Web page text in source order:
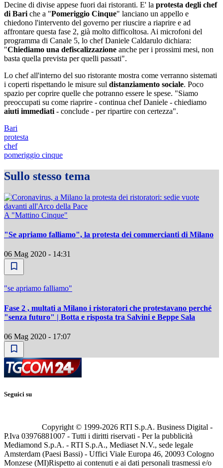
Decine di divise appese fuori dai ristoranti. E' la protesta degli chef
di Bari che a "Pomeriggio Cinque" lanciano un appello e
chiedono l'intervento del governo per riuscire a riaprire e ad
affrontare questa fase 2, già molto difficoltosa. Ai microfoni del
programma di Canale 5, lo chef Daniele Caldarulo dichiara:
"Chiediamo una defiscalizzazione anche per i prossimi mesi, non
basta quella prevista per quelli passati".
Lo chef all'interno del suo ristorante mostra come verranno sistemati
i coperti rispettando le misure sul distanziamento sociale. Poco
spazio per coprire quelle che potranno essere le spese. "Siamo
preoccupati su come riaprire - continua chef Daniele - chiediamo
aiuti immediati - conclude - per ripartire con certezza".
Bari
protesta
chef
pomeriggio cinque
Sullo stesso tema
A "Mattino Cinque"
"Se apriamo falliamo", la protesta dei commercianti di Milano
06 Mag 2020 - 14:31
"se apriamo falliamo"
Fase 2 , multati a Milano i ristoratori che protestavano perché
"senza futuro" | Botta e risposta tra Salvini e Beppe Sala
06 Mag 2020 - 17:07
Seguici su
Copyright © 1999-2026 RTI S.p.A. Business Digital -
P.Iva 03976881007 - Tutti i diritti riservati - Per la pubblicità
Mediamond S.p.A. - RTI S.p.A., Mediaset N.V., sede legale
Amsterdam (Paesi Bassi) - Uffici Viale Europa 46, 20093 Cologno
Monzese (MI)Rispetto ai contenuti e ai dati personali trasmessi e/o